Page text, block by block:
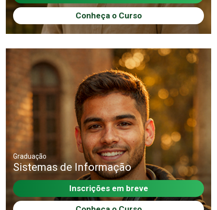
Conheça o Curso
Graduação
Sistemas de Informação
Inscrições em breve